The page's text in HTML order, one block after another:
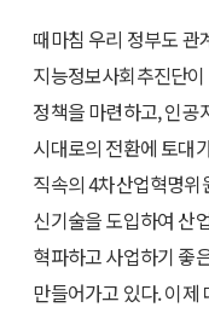
때마침 우리 정부도 관
지능정보사회추진단
정책을 마련하고, 인공
시대로의 전환에 토대
직속의 4차산업혁명위
신기술을 도입하여 산
혁파하고 사업하기 좋
만들어가고 있다. 이제